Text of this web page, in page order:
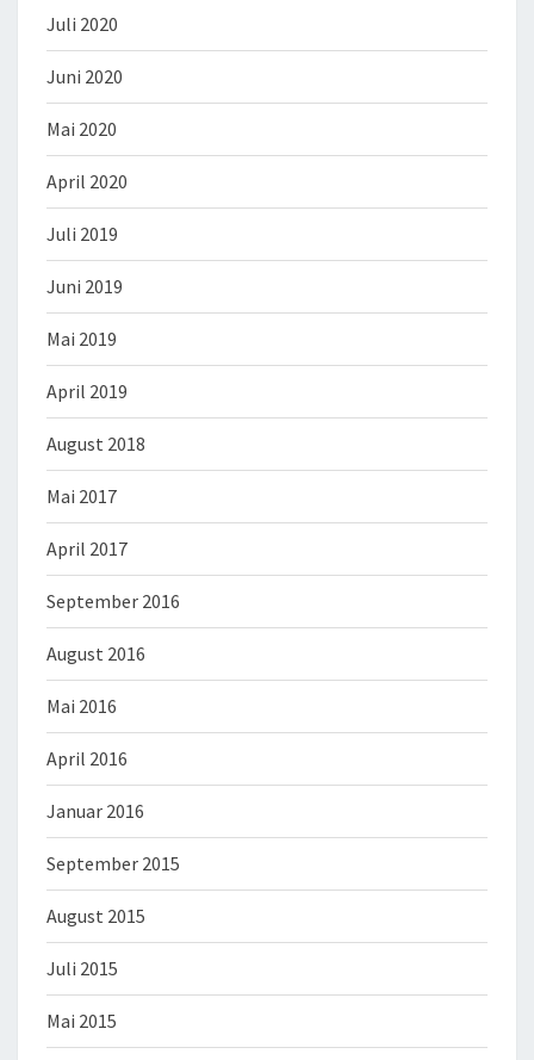
Juli 2020
Juni 2020
Mai 2020
April 2020
Juli 2019
Juni 2019
Mai 2019
April 2019
August 2018
Mai 2017
April 2017
September 2016
August 2016
Mai 2016
April 2016
Januar 2016
September 2015
August 2015
Juli 2015
Mai 2015